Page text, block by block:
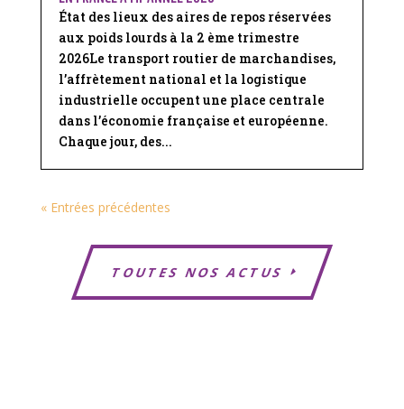
État des lieux des aires de repos réservées
aux poids lourds à la 2 ème trimestre
2026Le transport routier de marchandises,
l’affrètement national et la logistique
industrielle occupent une place centrale
dans l’économie française et européenne.
Chaque jour, des...
« Entrées précédentes
TOUTES NOS ACTUS